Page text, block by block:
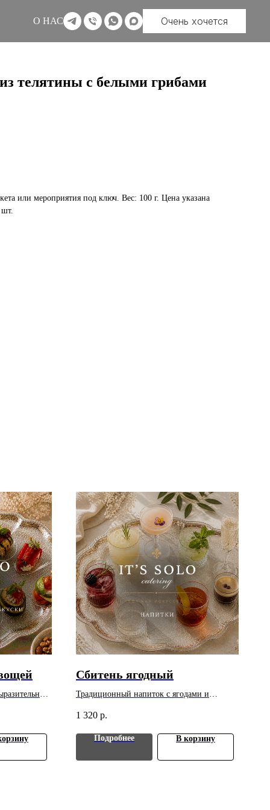
О НАС Очень хочется
телятины с белыми грибами
или мероприятия под ключ. Вес: 100 г. Цена указана
Сбитень ягодный
Традиционный напиток с ягодами и
1 320 р.
Подробнее В корзину